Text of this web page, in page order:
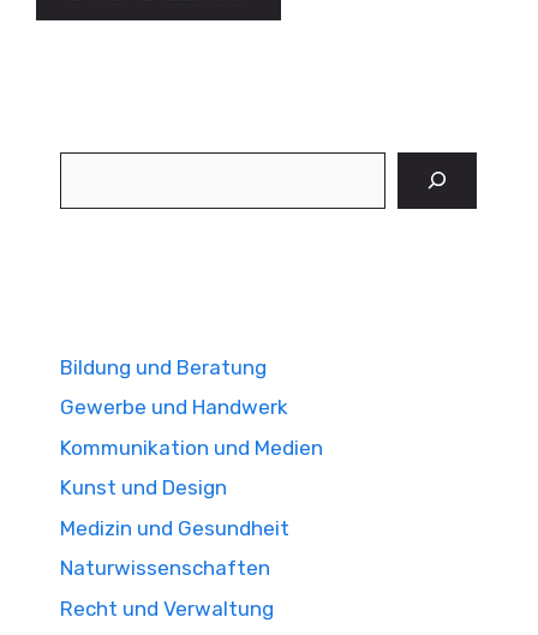
Bildung und Beratung
Gewerbe und Handwerk
Kommunikation und Medien
Kunst und Design
Medizin und Gesundheit
Naturwissenschaften
Recht und Verwaltung